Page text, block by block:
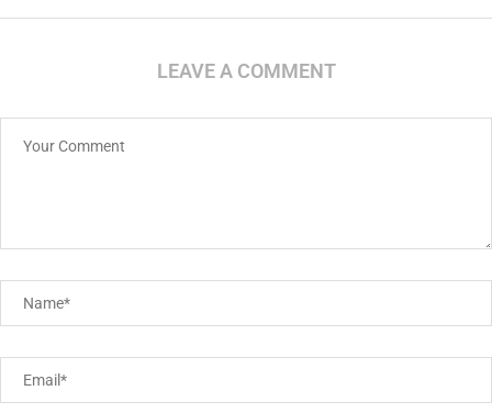
LEAVE A COMMENT